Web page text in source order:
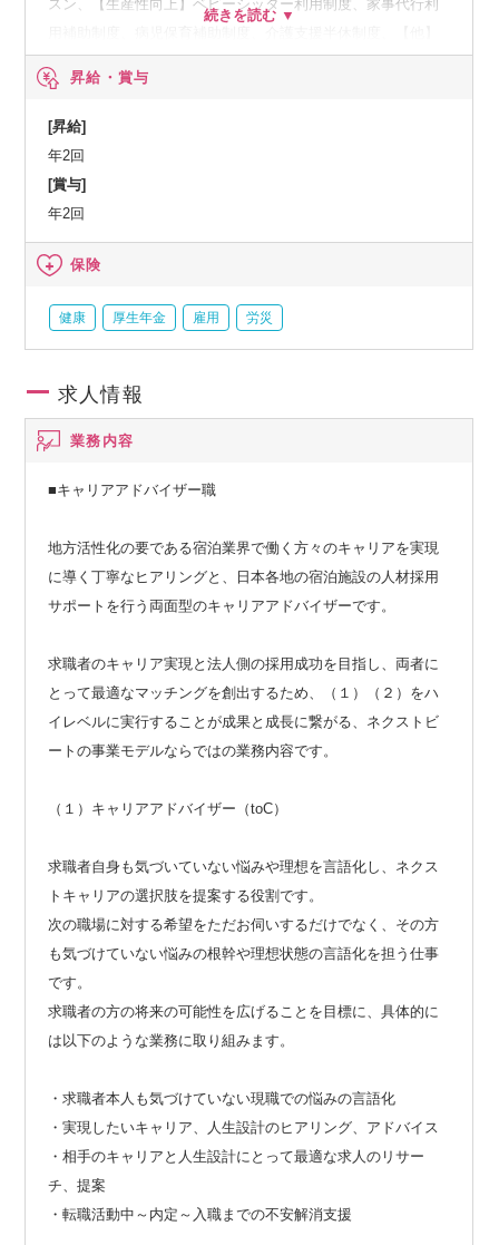
スン、【生産性向上】ベビーシッター利用制度、家事代行利
み企業年金（2024年2月より導入予定）※確定給付企業年金
（DB）の一つで、退職金制度も兼ね備えた年金制度です。
昇給・賞与
[昇給]
年2回
[賞与]
年2回
保険
健康 厚生年金 雇用 労災
求人情報
業務内容
■キャリアアドバイザー職
地方活性化の要である宿泊業界で働く方々のキャリアを実現
に導く丁寧なヒアリングと、日本各地の宿泊施設の人材採用
サポートを行う両面型のキャリアアドバイザーです。
求職者のキャリア実現と法人側の採用成功を目指し、両者に
とって最適なマッチングを創出するため、（１）（２）をハ
イレベルに実行することが成果と成長に繋がる、ネクストビ
ートの事業モデルならではの業務内容です。
（１）キャリアアドバイザー（toC）
求職者自身も気づいていない悩みや理想を言語化し、ネクス
トキャリアの選択肢を提案する役割です。
次の職場に対する希望をただお伺いするだけでなく、その方
も気づけていない悩みの根幹や理想状態の言語化を担う仕事
です。
求職者の方の将来の可能性を広げることを目標に、具体的に
は以下のような業務に取り組みます。
・求職者本人も気づけていない現職での悩みの言語化
・実現したいキャリア、人生設計のヒアリング、アドバイス
・相手のキャリアと人生設計にとって最適な求人のリサー
チ、提案
・転職活動中～内定～入職までの不安解消支援